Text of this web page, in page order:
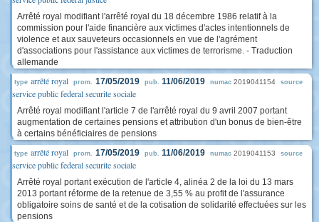
Arrêté royal modifiant l'arrêté royal du 18 décembre 1986 relatif à la
commission pour l'aide financière aux victimes d'actes intentionnels de
violence et aux sauveteurs occasionnels en vue de l'agrément
d'associations pour l'assistance aux victimes de terrorisme. - Traduction
allemande
type arrêté royal prom. 17/05/2019 pub. 11/06/2019 numac 2019041154 source
service public federal securite sociale
Arrêté royal modifiant l'article 7 de l'arrêté royal du 9 avril 2007 portant
augmentation de certaines pensions et attribution d'un bonus de bien-être
à certains bénéficiaires de pensions
type arrêté royal prom. 17/05/2019 pub. 11/06/2019 numac 2019041153 source
service public federal securite sociale
Arrêté royal portant exécution de l'article 4, alinéa 2 de la loi du 13 mars
2013 portant réforme de la retenue de 3,55 % au profit de l'assurance
obligatoire soins de santé et de la cotisation de solidarité effectuées sur les
pensions